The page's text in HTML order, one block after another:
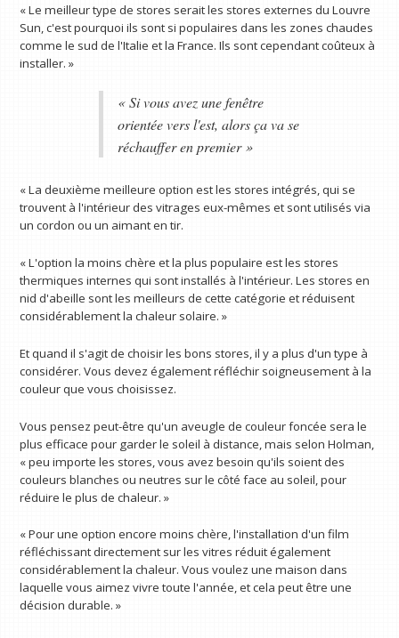
« Le meilleur type de stores serait les stores externes du Louvre
Sun, c'est pourquoi ils sont si populaires dans les zones chaudes
comme le sud de l'Italie et la France. Ils sont cependant coûteux à
installer. »
« Si vous avez une fenêtre
orientée vers l'est, alors ça va se
réchauffer en premier »
« La deuxième meilleure option est les stores intégrés, qui se
trouvent à l'intérieur des vitrages eux-mêmes et sont utilisés via
un cordon ou un aimant en tir.
« L'option la moins chère et la plus populaire est les stores
thermiques internes qui sont installés à l'intérieur. Les stores en
nid d'abeille sont les meilleurs de cette catégorie et réduisent
considérablement la chaleur solaire. »
Et quand il s'agit de choisir les bons stores, il y a plus d'un type à
considérer. Vous devez également réfléchir soigneusement à la
couleur que vous choisissez.
Vous pensez peut-être qu'un aveugle de couleur foncée sera le
plus efficace pour garder le soleil à distance, mais selon Holman,
« peu importe les stores, vous avez besoin qu'ils soient des
couleurs blanches ou neutres sur le côté face au soleil, pour
réduire le plus de chaleur. »
« Pour une option encore moins chère, l'installation d'un film
réfléchissant directement sur les vitres réduit également
considérablement la chaleur. Vous voulez une maison dans
laquelle vous aimez vivre toute l'année, et cela peut être une
décision durable. »